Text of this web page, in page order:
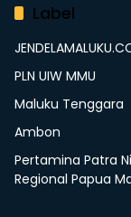
Label
PLN UIW MMU
Maluku Tenggara
Ambon
Pertamina Patra
Regional Papua